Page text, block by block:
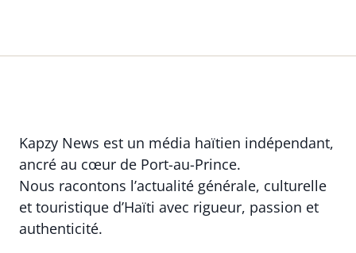
Kapzy News est un média haïtien indépendant,
ancré au cœur de Port-au-Prince.
Nous racontons l’actualité générale, culturelle
et touristique d’Haïti avec rigueur, passion et
authenticité.